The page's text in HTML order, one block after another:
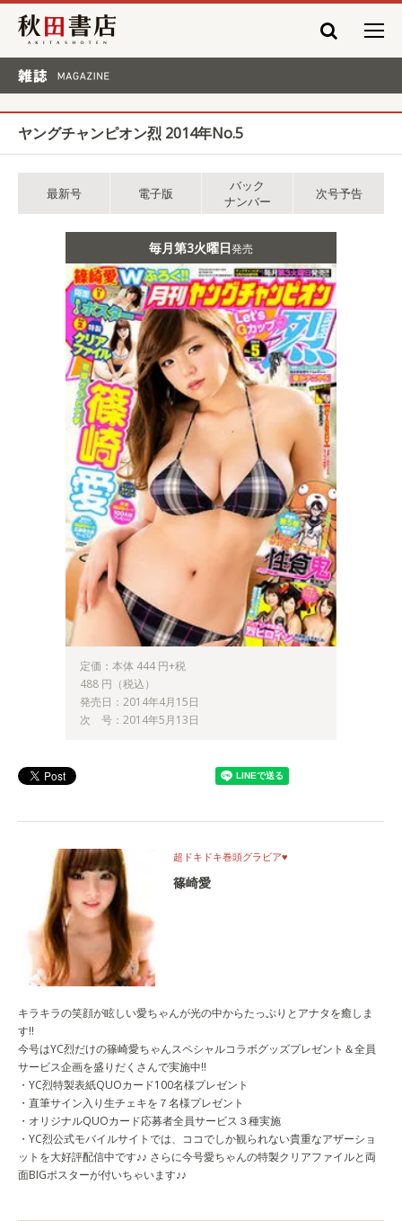
秋田書店
ヤングチャンピオン烈 2014年No.5
最新号 電子版
バック
ナンバー
次号予告
毎月第3火曜日発売
定価：本体 444 円+税
488 円（税込）
発売日：2014年4月15日
次 号：2014年5月13日
超ドキドキ巻頭グラビア♥
篠崎愛
キラキラの笑顔が眩しい愛ちゃんが光の中からたっぷりとアナタを癒しま
す!!
今号はYC烈だけの篠崎愛ちゃんスペシャルコラボグッズプレゼント＆全員
サービス企画を盛りだくさんで実施中!!
・YC烈特製表紙QUOカード100名様プレゼント
・直筆サイン入り生チェキを７名様プレゼント
・オリジナルQUOカード応募者全員サービス３種実施
・YC烈公式モバイルサイトでは、ココでしか観られない貴重なアザーショ
ットを大好評配信中です♪♪ さらに今号愛ちゃんの特製クリアファイルと両
面BIGポスターが付いちゃいます♪♪